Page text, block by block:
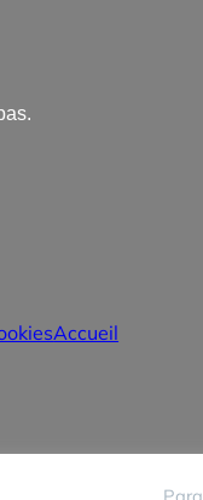
Accueil